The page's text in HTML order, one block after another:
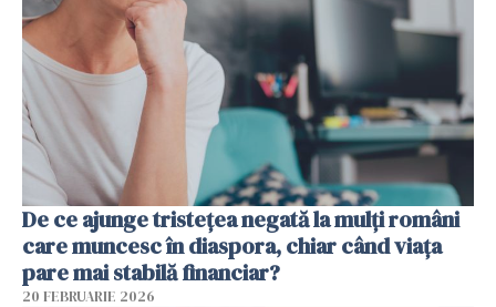
De ce ajunge tristețea negată la mulți români
care muncesc în diaspora, chiar când viața
pare mai stabilă financiar?
20 FEBRUARIE 2026